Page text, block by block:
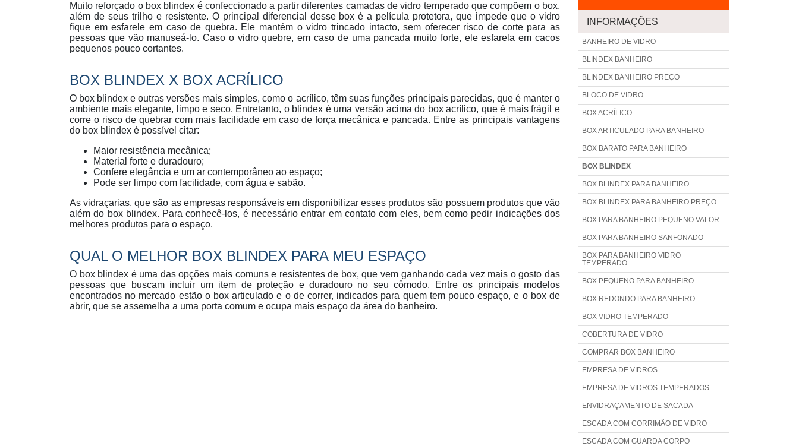
Muito reforçado o box blindex é confeccionado a partir diferentes camadas de vidro temperado que compõem o box,
além de seus trilho e resistente. O principal diferencial desse box é a película protetora, que impede que o vidro
fique em esfarele em caso de quebra. Ele mantém o vidro trincado intacto, sem oferecer risco de corte para as
pessoas que vão manuseá-lo. Caso o vidro quebre, em caso de uma pancada muito forte, ele esfarela em cacos
pequenos pouco cortantes.
BOX BLINDEX X BOX ACRÍLICO
O box blindex e outras versões mais simples, como o acrílico, têm suas funções principais parecidas, que é manter o
ambiente mais elegante, limpo e seco. Entretanto, o blindex é uma versão acima do box acrílico, que é mais frágil e
corre o risco de quebrar com mais facilidade em caso de força mecânica e pancada. Entre as principais vantagens
do box blindex é possível citar:
Maior resistência mecânica;
Material forte e duradouro;
Confere elegância e um ar contemporâneo ao espaço;
Pode ser limpo com facilidade, com água e sabão.
As vidraçarias, que são as empresas responsáveis em disponibilizar esses produtos são possuem produtos que vão
além do box blindex. Para conhecê-los, é necessário entrar em contato com eles, bem como pedir indicações dos
melhores produtos para o espaço.
QUAL O MELHOR BOX BLINDEX PARA MEU ESPAÇO
O box blindex é uma das opções mais comuns e resistentes de box, que vem ganhando cada vez mais o gosto das
pessoas que buscam incluir um item de proteção e duradouro no seu cômodo. Entre os principais modelos
encontrados no mercado estão o box articulado e o de correr, indicados para quem tem pouco espaço, e o box de
abrir, que se assemelha a uma porta comum e ocupa mais espaço da área do banheiro.
INFORMAÇÕES
BANHEIRO DE VIDRO
BLINDEX BANHEIRO
BLINDEX BANHEIRO PREÇO
BLOCO DE VIDRO
BOX ACRÍLICO
BOX ARTICULADO PARA BANHEIRO
BOX BARATO PARA BANHEIRO
BOX BLINDEX
BOX BLINDEX PARA BANHEIRO
BOX BLINDEX PARA BANHEIRO PREÇO
BOX PARA BANHEIRO PEQUENO VALOR
BOX PARA BANHEIRO SANFONADO
BOX PARA BANHEIRO VIDRO
TEMPERADO
BOX PEQUENO PARA BANHEIRO
BOX REDONDO PARA BANHEIRO
BOX VIDRO TEMPERADO
COBERTURA DE VIDRO
COMPRAR BOX BANHEIRO
EMPRESA DE VIDROS
EMPRESA DE VIDROS TEMPERADOS
ENVIDRAÇAMENTO DE SACADA
ESCADA COM CORRIMÃO DE VIDRO
ESCADA COM GUARDA CORPO